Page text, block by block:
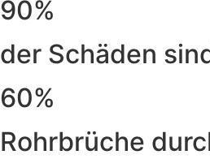
90%
der Schäden
60%
Rohrbrüche